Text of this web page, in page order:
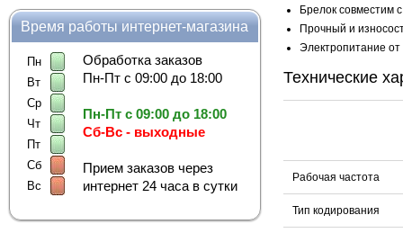
Время работы интернет-магазина
Пн
Вт
Ср
Чт
Пт
Сб
Вс
Обработка заказов
Пн-Пт с 09:00 до 18:00
Пн-Пт с 09:00 до 18:00
Сб-Вс - выходные
Прием заказов через
интернет 24 часа в сутки
Брелок совместим
Прочный и
Электропитание
Технические
Рабочая частота
Тип кодирования